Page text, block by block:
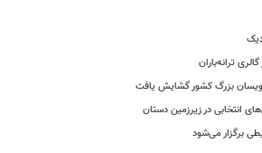
ترانه‌باران
بزرگ کشور گشایش یافت
انتخابی در زیرزمین دستان
برگزار می‌شود